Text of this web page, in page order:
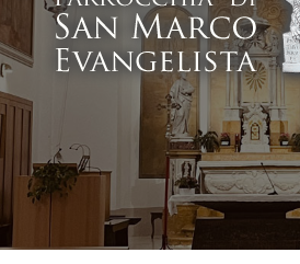
IL PERIODICO
PIERABECH
FOTO E VIDEO
CONTATTI